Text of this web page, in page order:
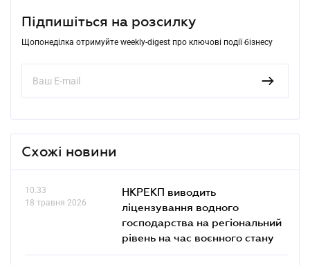
Підпишіться на розсилку
Щопонеділка отримуйте weekly-digest про ключові події бізнесу
Схожі новини
10.33
18 травня 2026
НКРЕКП виводить
ліцензування водного
господарства на регіональний
рівень на час воєнного стану